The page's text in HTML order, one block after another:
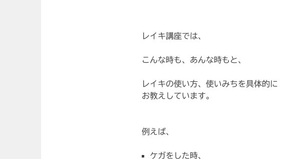
レイキ講座では、
こんな時も、あんな時もと、
レイキの使い方、使いみちを具体的に
お教えしています。
例えば、
ケガをした時、